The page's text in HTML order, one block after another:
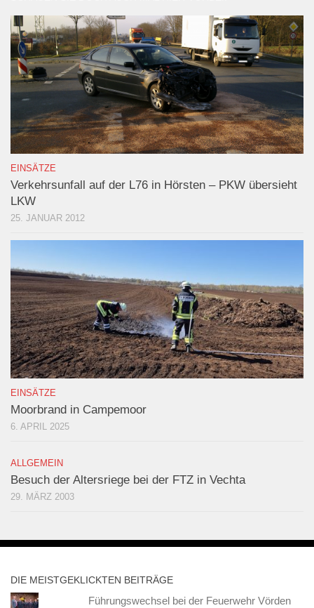
EINSÄTZE
Verkehrsunfall auf der L76 in Hörsten – PKW übersieht
LKW
25. JANUAR 2012
EINSÄTZE
Moorbrand in Campemoor
6. APRIL 2025
ALLGEMEIN
Besuch der Altersriege bei der FTZ in Vechta
29. MÄRZ 2003
DIE MEISTGEKLICKTEN BEITRÄGE
Führungswechsel bei der Feuerwehr Vörden